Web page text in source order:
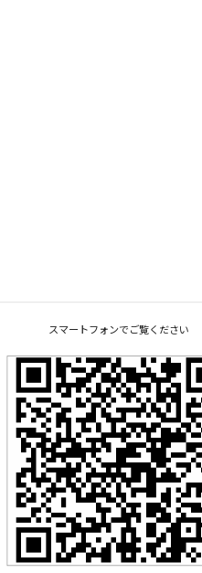
スマートフォンでご覧ください